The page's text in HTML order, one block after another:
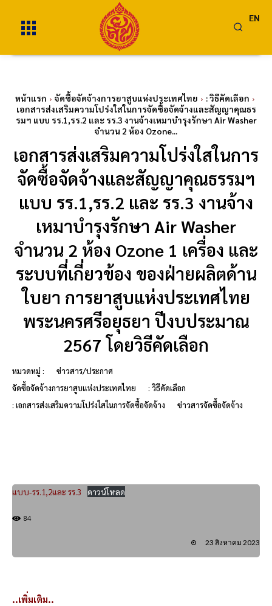
EN
หน้าแรก จัดซื้อจัดจ้างการยาสูบแห่งประเทศไทย
: วิธีคัดเลือก
เอกสารส่งเสริมความโปร่งใสในการจัดซื้อจัดจ้างและสัญญาคุณธร
รมฯ แบบ รร.1,รร.2 และ รร.3 งานจ้างเหมาบำรุงรักษา Air Washer
จำนวน 2 ห้อง Ozone...
เอกสารส่งเสริมความโปร่งใสในการ
จัดซื้อจัดจ้างและสัญญาคุณธรรมฯ
แบบ รร.1,รร.2 และ รร.3 งานจ้าง
เหมาบำรุงรักษา Air Washer
จำนวน 2 ห้อง Ozone 1 เครื่อง และ
ระบบที่เกี่ยวข้อง ของฝ่ายผลิตด้าน
ใบยา การยาสูบแห่งประเทศไทย
พระนครศรีอยุธยา ปีงบประมาณ
2567 โดยวิธีคัดเลือก
หมวดหมู่ :
ข่าวสาร/ประกาศ
จัดซื้อจัดจ้างการยาสูบแห่งประเทศไทย
: วิธีคัดเลือก
: เอกสารส่งเสริมความโปร่งใสในการจัดซื้อจัดจ้าง
ข่าวสารจัดซื้อจัดจ้าง
แบบ-รร.1,2และ รร.3 ดาวน์โหลด
84
23 สิงหาคม 2023
..เพิ่มเติม..